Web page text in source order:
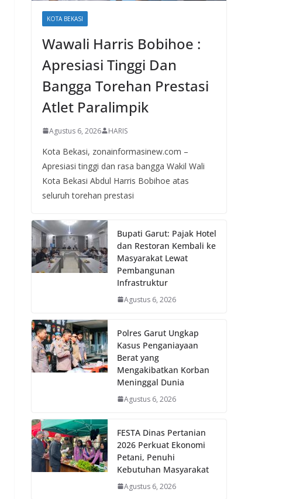
KOTA BEKASI
Wawali Harris Bobihoe :
Apresiasi Tinggi Dan
Bangga Torehan Prestasi
Atlet Paralimpik
Agustus 6, 2026 HARIS
Kota Bekasi, zonainformasinew.com –
Apresiasi tinggi dan rasa bangga Wakil Wali
Kota Bekasi Abdul Harris Bobihoe atas
seluruh torehan prestasi
Bupati Garut: Pajak Hotel
dan Restoran Kembali ke
Masyarakat Lewat
Pembangunan
Infrastruktur
Agustus 6, 2026
Polres Garut Ungkap
Kasus Penganiayaan
Berat yang
Mengakibatkan Korban
Meninggal Dunia
Agustus 6, 2026
FESTA Dinas Pertanian
2026 Perkuat Ekonomi
Petani, Penuhi
Kebutuhan Masyarakat
Agustus 6, 2026